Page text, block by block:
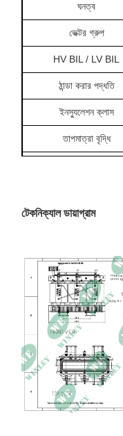
ঘনত্ব
ভেক্টর গ্রুপ
HV BIL / LV BIL
ঠান্ডা করার পদ্ধতি
ইনস্যুলেশন ক্লাস
তাপমাত্রা বৃদ্ধি
লোড হ্রাস নেই
কার্যকারিতা
ঘরের রেটিং
মাত্রা
ওজন
টেকনিক্যাল ডায়াগ্রাম